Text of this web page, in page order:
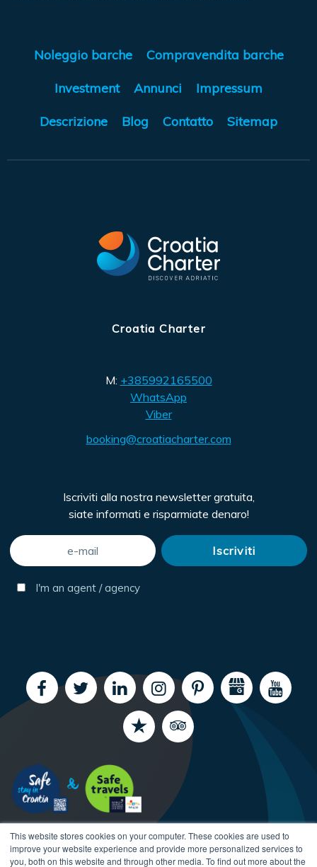
This website stores cookies on your computer. These cookies are used to
improve your website experience and provide more personalized services to
you, both on this website and through other media. To find out more about the
Noleggio barche Compravendita barche
Investment Annunci Impressum
Descrizione Blog Contatto Sitemap
Croatia Charter
M: +385992165500
WhatsApp
Viber
booking@croatiacharter.com
Iscriviti alla nostra newsletter gratuita,
siate informati e risparmiate denaro!
I'm an agent / agency